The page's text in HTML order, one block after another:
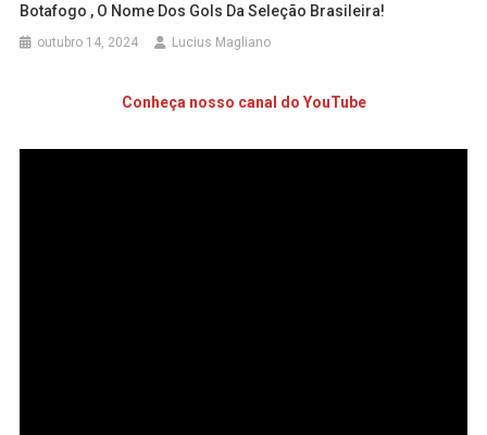
Botafogo , O Nome Dos Gols Da Seleção Brasileira!
outubro 14, 2024 Lucius Magliano
Conheça nosso canal do YouTube